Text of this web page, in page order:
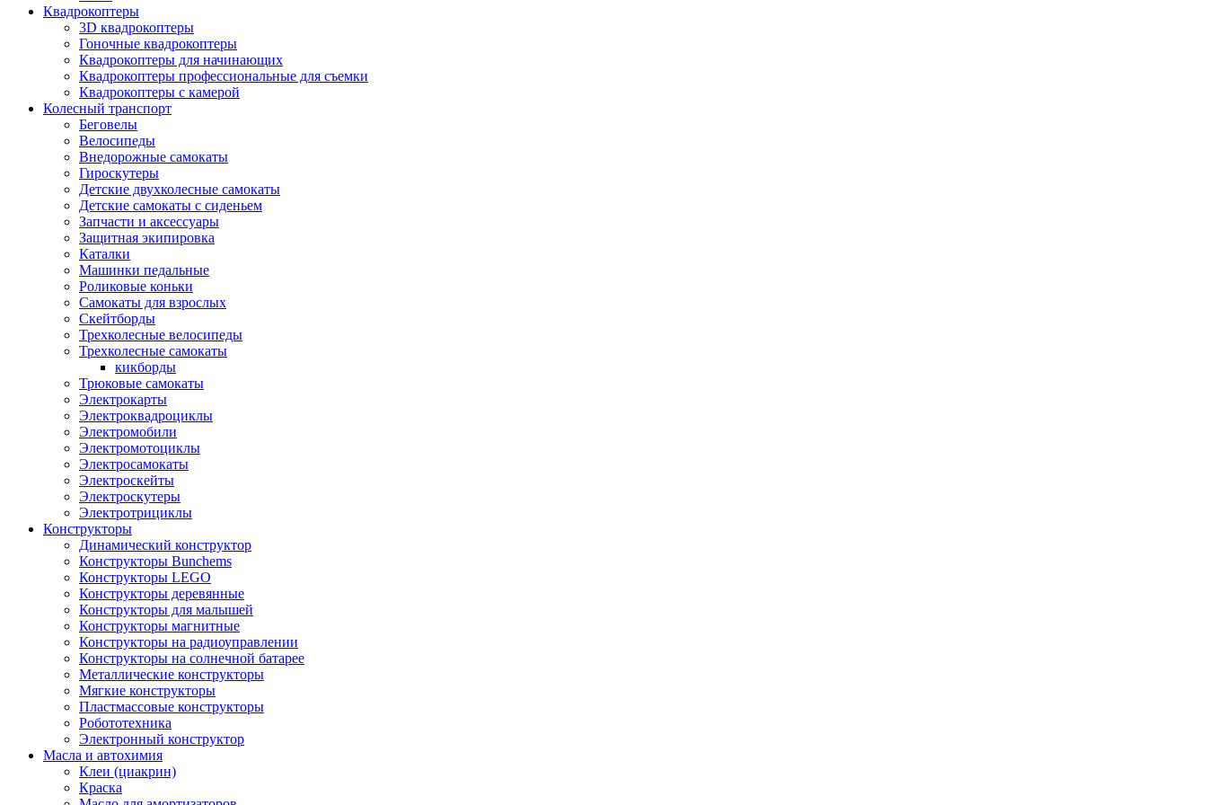
Квадрокоптеры
3D квадрокоптеры
Гоночные квадрокоптеры
Квадрокоптеры для начинающих
Квадрокоптеры профессиональные для съемки
Квадрокоптеры с камерой
Колесный транспорт
Беговелы
Велосипеды
Внедорожные самокаты
Гироскутеры
Детские двухколесные самокаты
Детские самокаты с сиденьем
Запчасти и аксессуары
Защитная экипировка
Каталки
Машинки педальные
Роликовые коньки
Самокаты для взрослых
Скейтборды
Трехколесные велосипеды
Трехколесные самокаты
кикборды
Трюковые самокаты
Электрокарты
Электроквадроциклы
Электромобили
Электромотоциклы
Электросамокаты
Электроскейты
Электроскутеры
Электротрициклы
Конструкторы
Динамический конструктор
Конструкторы Bunchems
Конструкторы LEGO
Конструкторы деревянные
Конструкторы для малышей
Конструкторы магнитные
Конструкторы на радиоуправлении
Конструкторы на солнечной батарее
Металлические конструкторы
Мягкие конструкторы
Пластмассовые конструкторы
Робототехника
Электронный конструктор
Масла и автохимия
Клеи (циакрин)
Краска